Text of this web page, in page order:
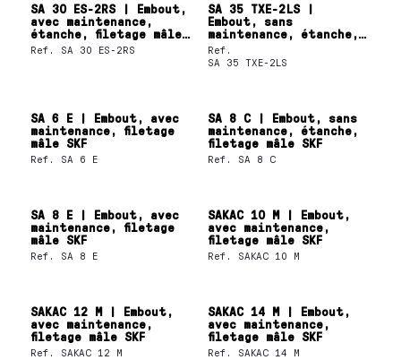
SA 30 ES-2RS | Embout,
avec maintenance,
étanche, filetage mâle
SKF
Ref. SA 30 ES-2RS
SA 35 TXE-2LS |
Embout, sans
maintenance, étanche,
filetage mâle SKF
Ref.
SA 35 TXE-2LS
SA 6 E | Embout, avec
maintenance, filetage
mâle SKF
Ref. SA 6 E
SA 8 C | Embout, sans
maintenance, étanche,
filetage mâle SKF
Ref. SA 8 C
SA 8 E | Embout, avec
maintenance, filetage
mâle SKF
Ref. SA 8 E
SAKAC 10 M | Embout,
avec maintenance,
filetage mâle SKF
Ref. SAKAC 10 M
SAKAC 12 M | Embout,
avec maintenance,
filetage mâle SKF
Ref. SAKAC 12 M
SAKAC 14 M | Embout,
avec maintenance,
filetage mâle SKF
Ref. SAKAC 14 M